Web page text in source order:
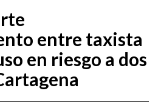
EMISIÓN 7:00 PM
entre taxista
en riesgo a dos